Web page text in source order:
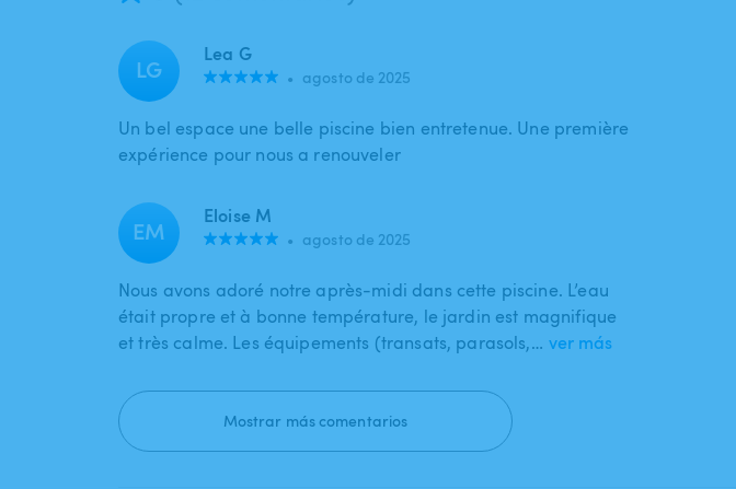
LG Lea G
• agosto de 2025
Un bel espace une belle piscine bien entretenue. Une première
expérience pour nous a renouveler
EM Eloise M
• agosto de 2025
Nous avons adoré notre après-midi dans cette piscine. L’eau
était propre et à bonne température, le jardin est magnifique
et très calme. Les équipements (transats, parasols,… ver más
Mostrar más comentarios